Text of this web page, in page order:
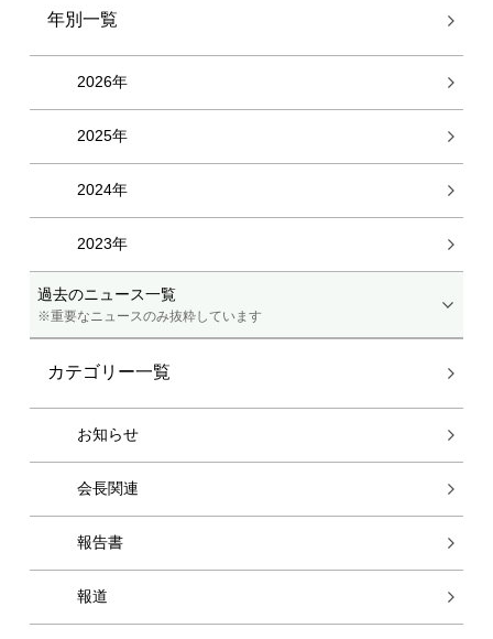
年別一覧
過去のニュース一覧
※重要なニュースのみ抜粋しています
2026年
2025年
2024年
2023年
カテゴリー一覧
お知らせ
会長関連
報告書
報道